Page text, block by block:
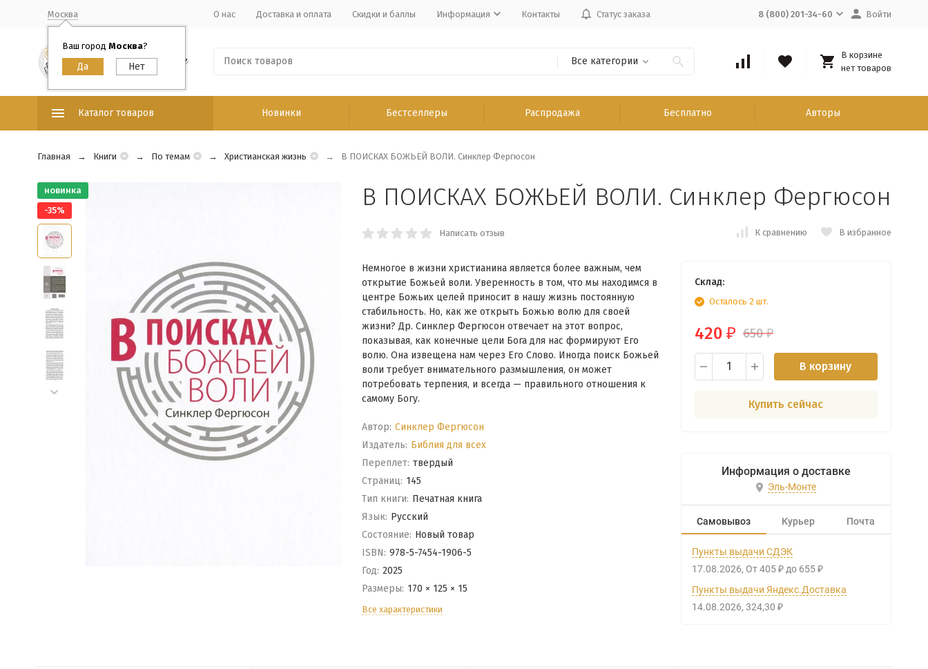
Москва
Ваш город Москва?
О нас Доставка и оплата Скидки и баллы Информация Контакты Статус заказа 8 (800) 201-34-60 Войти
Все категории
В корзине
нет товаров
Каталог товаров Новинки Бестселлеры Распродажа Бесплатно Авторы
Главная Книги По темам Христианская жизнь В ПОИСКАХ БОЖЬЕЙ ВОЛИ. Синклер Фергюсон
новинка
-35%
В ПОИСКАХ БОЖЬЕЙ ВОЛИ. Синклер Фергюсон
Написать отзыв К сравнению В избранное
​Немногое в жизни христианина является более важным, чем
открытие Божьей воли. Уверенность в том, что мы находимся в
цен­тре Божьих целей приносит в нашу жизнь по­стоянную
стабильность. Но, как же открыть Божью волю для своей
жизни? Др. Синклер Фергюсон отвечает на этот вопрос,
показывая, как конечные цели Бога для нас формируют Его
волю. Она извещена нам через Его Слово. Иногда поиск Божьей
воли требует внимательного размышления, он может
потребовать терпения, и всегда — правильного отношения к
самому Богу.
Автор: Синклер Фергюсон
Издатель: Библия для всех
Переплет: твердый
Cтраниц: 145
Тип книги: Печатная книга
Язык: Русский
Состояние: Новый товар
ISBN: 978-5-7454-1906-5
Год: 2025
Размеры: 170 × 125 × 15
Все характеристики
Склад:
Осталось 2 шт.
420 ₽ 650₽
В корзину
Купить сейчас
Информация о доставке
Эль-Монте
Самовывоз Курьер Почта
Пункты выдачи СДЭК
17.08.2026 От 405 ₽ до 655 ₽
Пункты выдачи Яндекс.Доставка
14.08.2026 324,30 ₽